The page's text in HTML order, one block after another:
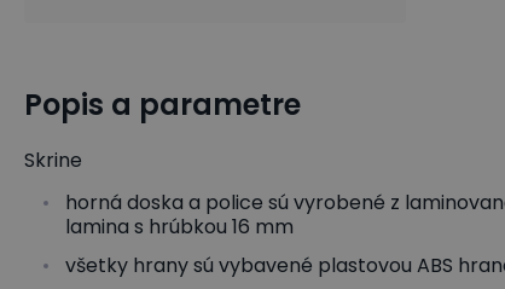
Popis a parametre
Skrine
horná doska a police sú vyrobené z
lamina s hrúbkou 16 mm
všetky hrany sú vybavené plastovou ABS